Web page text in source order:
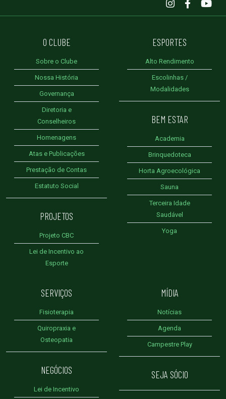
O CLUBE
Sobre o Clube
Nossa História
Governança
Diretoria e
Conselheiros
Homenagens
Atas e Publicações
Prestação de Contas
Estatuto Social
PROJETOS
Projeto CBC
Lei de Incentivo ao
Esporte
ESPORTES
Alto Rendimento
Escolinhas /
Modalidades
BEM ESTAR
Academia
Brinquedoteca
Horta Agroecológica
Sauna
Terceira Idade
Saudável
Yoga
SERVIÇOS
Fisioterapia
Quiropraxia e
Osteopatia
NEGÓCIOS
Lei de Incentivo
MÍDIA
Notícias
Agenda
Campestre Play
SEJA SÓCIO